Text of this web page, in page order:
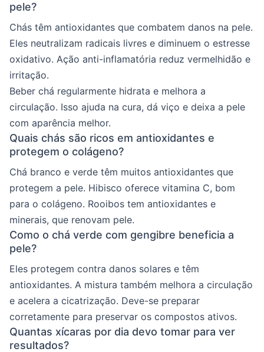
pele?
Chás têm antioxidantes que combatem danos na pele.
Eles neutralizam radicais livres e diminuem o estresse
oxidativo. Ação anti-inflamatória reduz vermelhidão e
irritação.
Beber chá regularmente hidrata e melhora a
circulação. Isso ajuda na cura, dá viço e deixa a pele
com aparência melhor.
Quais chás são ricos em antioxidantes e
protegem o colágeno?
Chá branco e verde têm muitos antioxidantes que
protegem a pele. Hibisco oferece vitamina C, bom
para o colágeno. Rooibos tem antioxidantes e
minerais, que renovam pele.
Como o chá verde com gengibre beneficia a
pele?
Eles protegem contra danos solares e têm
antioxidantes. A mistura também melhora a circulação
e acelera a cicatrização. Deve-se preparar
corretamente para preservar os compostos ativos.
Quantas xícaras por dia devo tomar para ver
resultados?